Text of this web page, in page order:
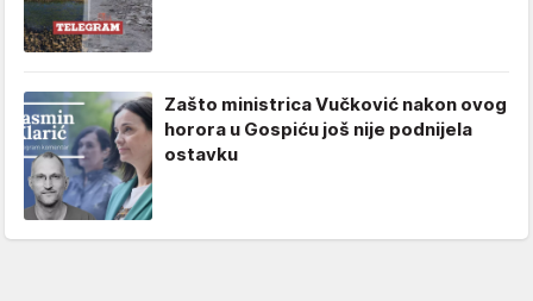
Zašto ministrica Vučković nakon ovog
horora u Gospiću još nije podnijela
ostavku